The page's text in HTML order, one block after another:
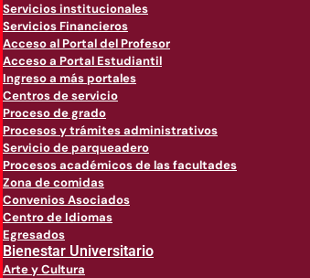
Servicios institucionales
Servicios Financieros
Acceso al Portal del Profesor
Acceso a Portal Estudiantil
Ingreso a más portales
Centros de servicio
Proceso de grado
Procesos y trámites administrativos
Servicio de parqueadero
Procesos académicos de las facultades
Zona de comidas
Convenios Asociados
Centro de Idiomas
Egresados
Bienestar Universitario
Arte y Cultura